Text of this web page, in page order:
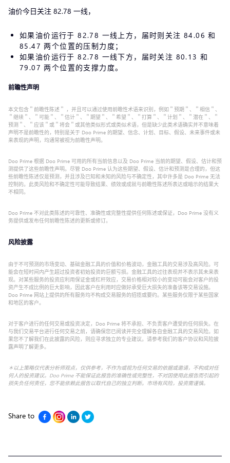
油价今日关注 82.78 一线，
如果油价运行于 82.78 一线上方，届时则关注 84.06 和
85.47 两个位置的压制力度；
如果油价运行于 82.78 一线下方，届时关注 80.13 和
79.07 两个位置的支撑力度。
前瞻性声明
本文包含＂前瞻性陈述＂ ，并且可以通过使用前瞻性术语来识别，例如＂预期＂、＂相信＂、
＂继续＂、＂可能＂、＂估计＂、＂期望＂、＂希望＂、＂打算＂、＂计划＂、＂潜在＂、＂
预测＂、＂应该＂或＂将会＂或其他类似形式或类似术语，但是缺少此类术语确实并不意味着
声明不是前瞻性的，特别是关于 Doo Prime 的期望、信念、计划、目标、假设、未来事件或未
来表现的声明，均通常被视为前瞻性声明。
Doo Prime 根据 Doo Prime 可用的所有当前信息以及 Doo Prime 当前的期望、假设、估计和预
测提供了这些前瞻性声明。尽管 Doo Prime 认为这些期望、假设、估计和预测是合理的，但这
些前瞻性陈述仅是预测，并且涉及已知和未知的风险与不确定性，其中许多是 Doo Prime 无法
控制的。此类风险和不确定性可能导致结果、绩效或成就与前瞻性陈述所表达或暗示的结果大
不相同。
Doo Prime 不对此类陈述的可靠性、准确性或完整性提供任何陈述或保证，Doo Prime 没有义
务提供或发布任何前瞻性陈述的更新或修订。
风险披露
由于不可预测的市场变动、基础金融工具的价值和价格波动，金融工具的交易涉及高风险。可
能会在短时间内产生超过投资者初始投资的巨额亏损。金融工具的过往表现并不表示其未来表
现。对某些服务的投资应利用保证金或杠杆效应，交易价格相对较小的变动可能会对客户的投
资产生不成比例的巨大影响，因此客户在利用时应做好承受巨大损失的准备该等交易设施。
Doo Prime 网站上提供的所有服务均不构成交易服务的招揽或要约。某些服务仅限于某些国家
和地区的客户。
对于客户进行的任何交易或投资决定，Doo Prime 将不承担、不负责客户遭受的任何损失。在
与我们交易平台进行任何交易之前，请确保您已阅读并完全理解各自金融工具的交易风险。如
果您不了解我们在此披露的风险，则应寻求独立的专业建议。请参考我们的客户协议和风险披
露声明了解更多。
＊以上策略仅代表分析师观点，仅供参考，不作为或视为任何交易的依据或邀请，不构成对任
何人的投资建议。Doo Prime 不能保证此报告的准确性或完整性，不对因使用此报告而引起的
损失负任何责任，您不能依赖此报告以取代自己的独立判断。市场有风险，投资需谨慎。
Share to